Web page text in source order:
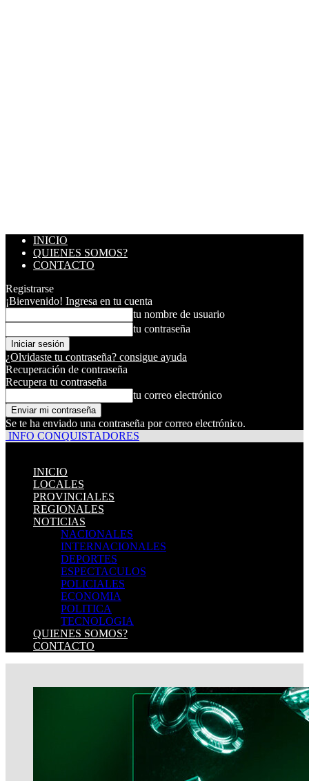
INICIO
QUIENES SOMOS?
CONTACTO
Registrarse
¡Bienvenido! Ingresa en tu cuenta
tu nombre de usuario
tu contraseña
¿Olvidaste tu contraseña? consigue ayuda
Recuperación de contraseña
Recupera tu contraseña
tu correo electrónico
Se te ha enviado una contraseña por correo electrónico.
INFO CONQUISTADORES
INICIO
LOCALES
PROVINCIALES
REGIONALES
NOTICIAS
NACIONALES
INTERNACIONALES
DEPORTES
ESPECTACULOS
POLICIALES
ECONOMIA
POLITICA
TECNOLOGIA
QUIENES SOMOS?
CONTACTO